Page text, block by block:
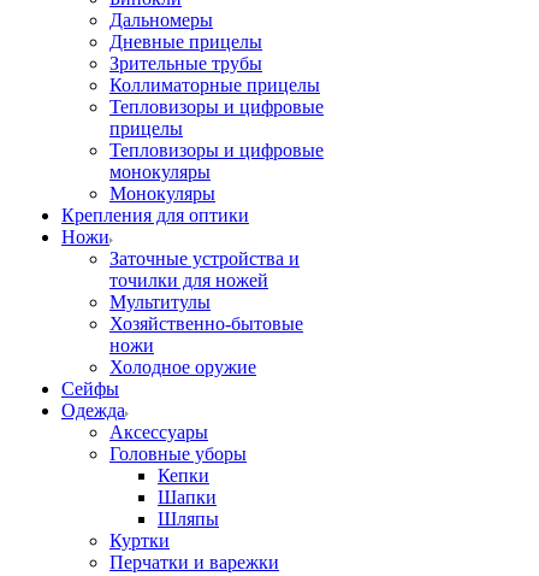
Дальномеры
Дневные прицелы
Зрительные трубы
Коллиматорные прицелы
Тепловизоры и цифровые
прицелы
Тепловизоры и цифровые
монокуляры
Монокуляры
Крепления для оптики
Ножи
Заточные устройства и
точилки для ножей
Мультитулы
Хозяйственно-бытовые
ножи
Холодное оружие
Сейфы
Одежда
Аксессуары
Головные уборы
Кепки
Шапки
Шляпы
Куртки
Перчатки и варежки